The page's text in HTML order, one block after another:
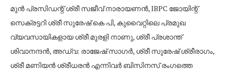
മുൻ പ്രസിഡന്റ് ശ്രീ സജീവ് നാരായണൻ, IBPC ജോയിന്റ്
സെക്രട്ടറി ശ്രീ സുരേഷ് കെ പി, കുവൈറ്റിലെ പ്രമുഖ
വ്യവസായികളായ ശ്രീ മുരളി നാണു, ശ്രീ പ്രശാന്ത്
ശിവാനന്ദൻ, അഡ്വ: രാജേഷ് സാഗർ, ശ്രീ സുരേഷ് ശ്രീരാഗം,
ശ്രീ മണിയൻ ശ്രീധരൻ എന്നിവർ ബിസിനസ്‌ രംഗത്തെ